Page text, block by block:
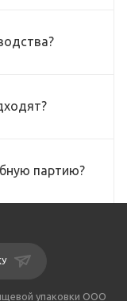
партию?
упаковки ООО